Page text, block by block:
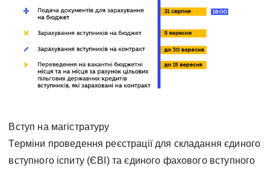
Вступ на магістратуру
Терміни проведення реєстрації для складання єдиного
вступного іспиту (ЄВІ) та єдиного фахового вступного